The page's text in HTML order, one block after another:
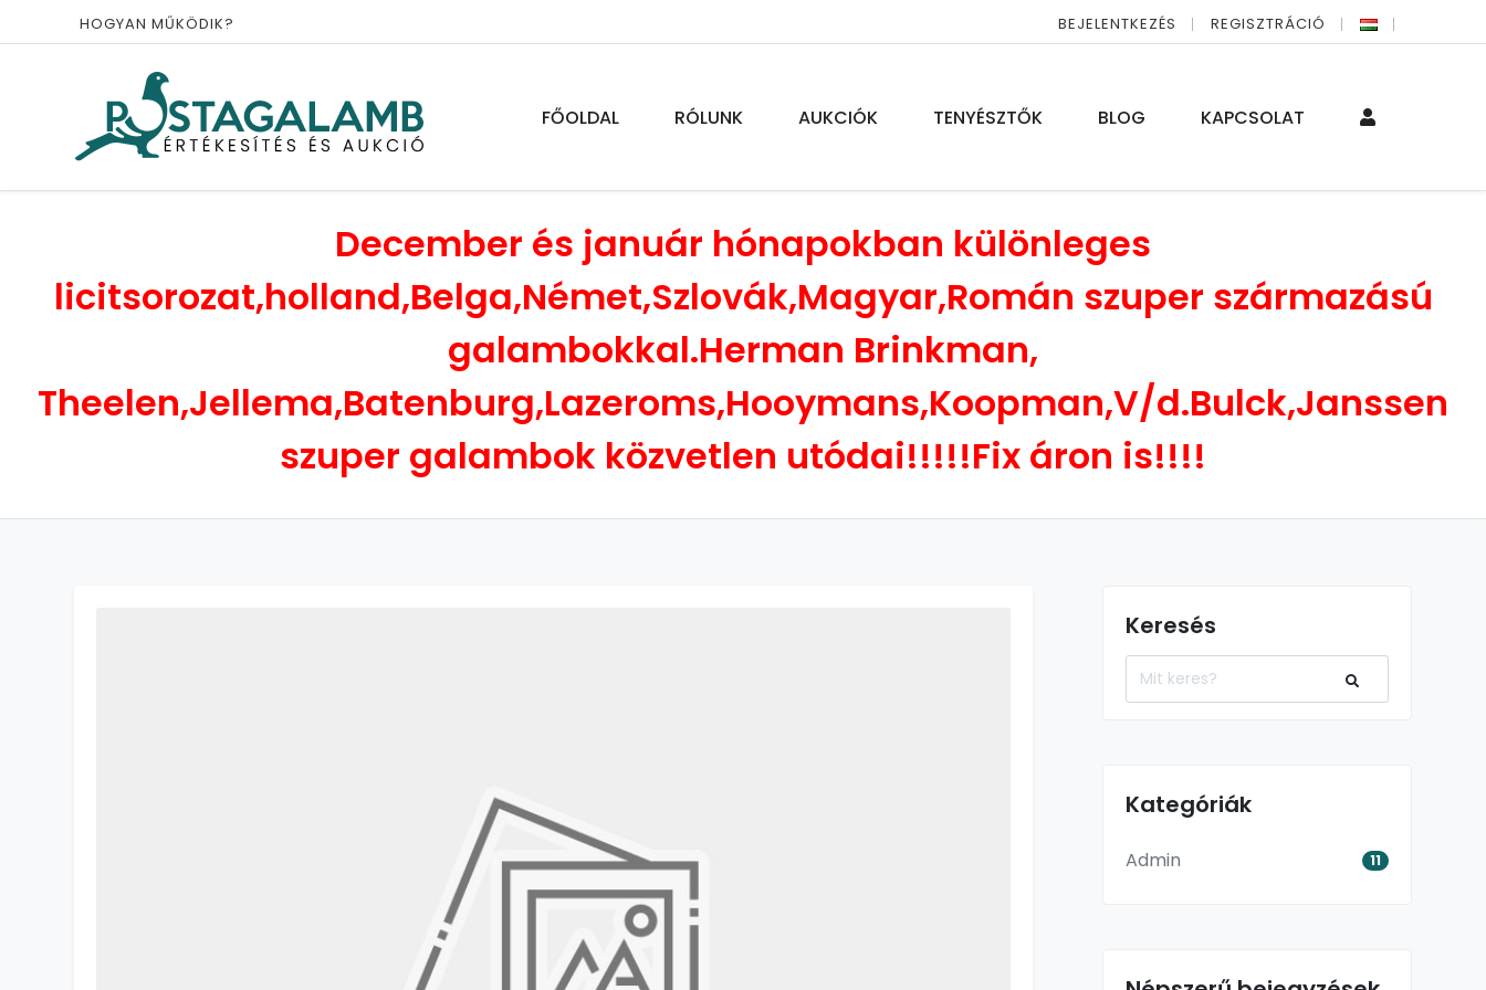
HOGYAN MŰKÖDIK? BEJELENTKEZÉS REGISZTRÁCIÓ
FŐOLDAL RÓLUNK AUKCIÓK TENYÉSZTŐK BLOG KAPCSOLAT
December és január hónapokban különleges
licitsorozat,holland,Belga,Német,Szlovák,Magyar,Román szuper származású
galambokkal.Herman Brinkman,
Theelen,Jellema,Batenburg,Lazeroms,Hooymans,Koopman,V/d.Bulck,Janssen
szuper galambok közvetlen utódai!!!!!Fix áron is!!!!
Keresés
Kategóriák
Admin 11